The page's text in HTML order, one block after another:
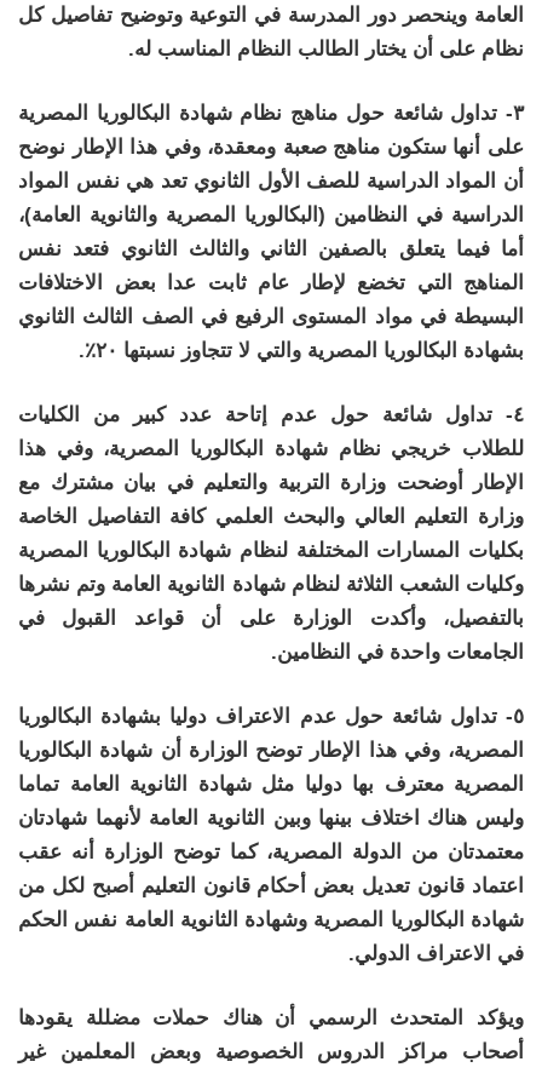
العامة وينحصر دور المدرسة في التوعية وتوضيح تفاصيل كل
نظام على أن يختار الطالب النظام المناسب له.
٣- تداول شائعة حول مناهج نظام شهادة البكالوريا المصرية
على أنها ستكون مناهج صعبة ومعقدة، وفي هذا الإطار نوضح
أن المواد الدراسية للصف الأول الثانوي تعد هي نفس المواد
الدراسية في النظامين (البكالوريا المصرية والثانوية العامة)،
أما فيما يتعلق بالصفين الثاني والثالث الثانوي فتعد نفس
المناهج التي تخضع لإطار عام ثابت عدا بعض الاختلافات
البسيطة في مواد المستوى الرفيع في الصف الثالث الثانوي
بشهادة البكالوريا المصرية والتي لا تتجاوز نسبتها ٢٠٪؜.
٤- تداول شائعة حول عدم إتاحة عدد كبير من الكليات
للطلاب خريجي نظام شهادة البكالوريا المصرية، وفي هذا
الإطار أوضحت وزارة التربية والتعليم في بيان مشترك مع
وزارة التعليم العالي والبحث العلمي كافة التفاصيل الخاصة
بكليات المسارات المختلفة لنظام شهادة البكالوريا المصرية
وكليات الشعب الثلاثة لنظام شهادة الثانوية العامة وتم نشرها
بالتفصيل، وأكدت الوزارة على أن قواعد القبول في
الجامعات واحدة في النظامين.
٥- تداول شائعة حول عدم الاعتراف دوليا بشهادة البكالوريا
المصرية، وفي هذا الإطار توضح الوزارة أن شهادة البكالوريا
المصرية معترف بها دوليا مثل شهادة الثانوية العامة تماما
وليس هناك اختلاف بينها وبين الثانوية العامة لأنهما شهادتان
معتمدتان من الدولة المصرية، كما توضح الوزارة أنه عقب
اعتماد قانون تعديل بعض أحكام قانون التعليم أصبح لكل من
شهادة البكالوريا المصرية وشهادة الثانوية العامة نفس الحكم
في الاعتراف الدولي.
ويؤكد المتحدث الرسمي أن هناك حملات مضللة يقودها
أصحاب مراكز الدروس الخصوصية وبعض المعلمين غير